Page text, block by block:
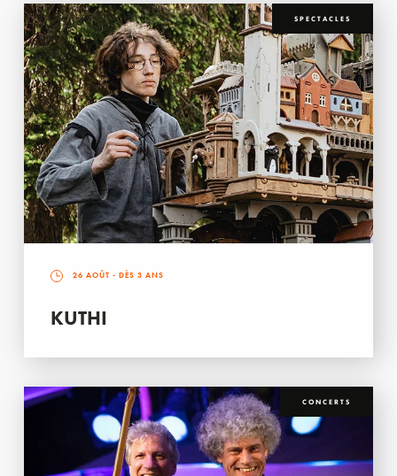
SPECTACLES
26 AOÛT - DÈS 3 ANS
KUTHI
CONCERTS